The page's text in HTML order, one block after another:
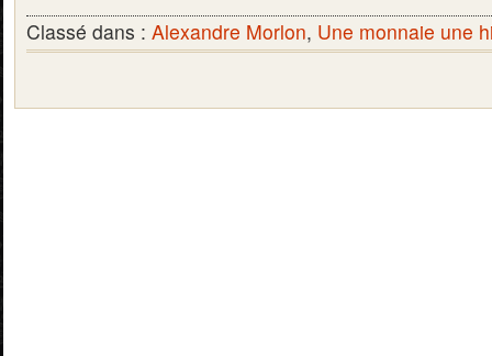
Classé dans : Alexandre Morlon, Une monnaie une